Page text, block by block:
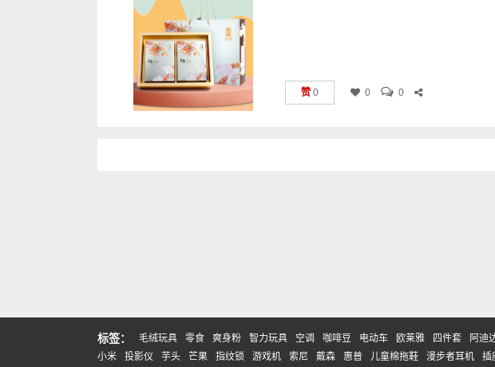
赞 0 0 0
标签： 毛绒玩具 零食 爽身粉 智力玩具 空调 咖啡豆 电动车 欧莱雅 四件套 阿迪
小米
投影仪 芋头 芒果 指纹锁 游戏机 索尼 戴森 惠普 儿童棉拖鞋 漫步者耳机 插